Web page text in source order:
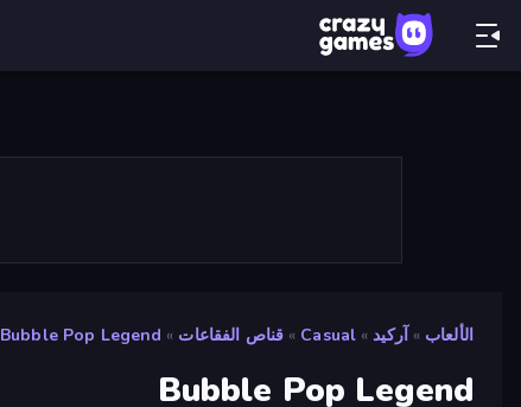
الألعاب » آركيد »
Casual
» قناص الفقاعات »
Bubble Pop Legend
Bubble Pop Legend